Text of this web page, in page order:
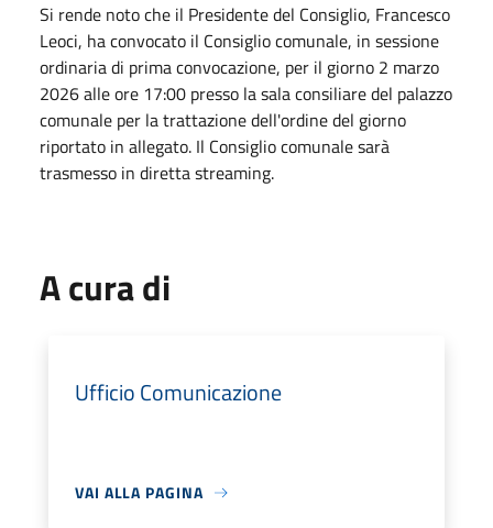
Si rende noto che il Presidente del Consiglio, Francesco
Leoci, ha convocato il Consiglio comunale, in sessione
ordinaria di prima convocazione, per il giorno 2 marzo
2026 alle ore 17:00 presso la sala consiliare del palazzo
comunale per la trattazione dell'ordine del giorno
riportato in allegato. Il Consiglio comunale sarà
trasmesso in diretta streaming.
A cura di
Ufficio Comunicazione
VAI ALLA PAGINA